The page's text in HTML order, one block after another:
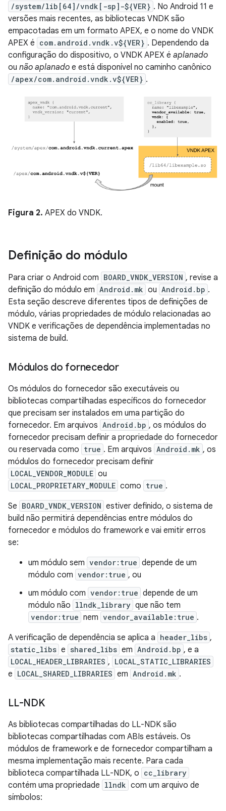
/system/lib[64]/vndk[-sp]-${VER} . No Android 11 e
versões mais recentes, as bibliotecas VNDK são
empacotadas em um formato APEX, e o nome do VNDK
APEX é com.android.vndk.v${VER} . Dependendo da
configuração do dispositivo, o VNDK APEX é aplanado
ou não aplanado e está disponível no caminho canônico
/apex/com.android.vndk.v${VER} .
Figura 2. APEX do VNDK.
Definição do módulo
Para criar o Android com BOARD_VNDK_VERSION , revise a
definição do módulo em Android.mk ou Android.bp .
Esta seção descreve diferentes tipos de definições de
módulo, várias propriedades de módulo relacionadas ao
VNDK e verificações de dependência implementadas no
sistema de build.
Módulos do fornecedor
Os módulos do fornecedor são executáveis ou
bibliotecas compartilhadas específicos do fornecedor
que precisam ser instalados em uma partição do
fornecedor. Em arquivos Android.bp , os módulos do
fornecedor precisam definir a propriedade do fornecedor
ou reservada como true . Em arquivos Android.mk , os
módulos do fornecedor precisam definir
LOCAL_VENDOR_MODULE ou
LOCAL_PROPRIETARY_MODULE como true .
Se BOARD_VNDK_VERSION estiver definido, o sistema de
build não permitirá dependências entre módulos do
fornecedor e módulos do framework e vai emitir erros
se:
um módulo sem vendor:true depende de um
módulo com vendor:true , ou
um módulo com vendor:true depende de um
módulo não llndk_library que não tem
vendor:true nem vendor_available:true .
A verificação de dependência se aplica a header_libs ,
static_libs e shared_libs em Android.bp , e a
LOCAL_HEADER_LIBRARIES , LOCAL_STATIC_LIBRARIES
e LOCAL_SHARED_LIBRARIES em Android.mk .
LL-NDK
As bibliotecas compartilhadas do LL-NDK são
bibliotecas compartilhadas com ABIs estáveis. Os
módulos de framework e de fornecedor compartilham a
mesma implementação mais recente. Para cada
biblioteca compartilhada LL-NDK, o cc_library
contém uma propriedade llndk com um arquivo de
símbolos: